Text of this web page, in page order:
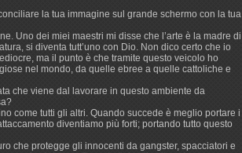
la tua immagine sul grande schermo con la tua
Uno dei miei maestri mi disse che l’arte è la madre di
si diventa tutt’uno con Dio. Non dico certo che io
ma il punto è che tramite questo veicolo ho
nel mondo, da quelle ebree a quelle cattoliche e
che viene dal lavorare in questo ambiente da
come tutti gli altri. Quando succede è meglio portare i
diventiamo più forti; portando tutto questo
che protegge gli innocenti da gangster, spacciatori e